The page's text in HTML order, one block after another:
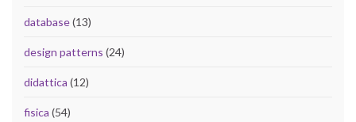
database(13)
design patterns (24)
didattica (12)
fisica (54)